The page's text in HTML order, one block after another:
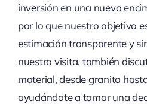
inversión en una nueva
por lo que nuestro objetivo
estimación transparente y
nuestra visita, también
material, desde granito
ayudándote a tomar una